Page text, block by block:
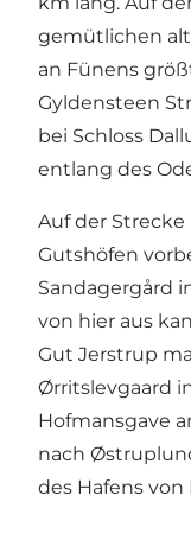
gemütlichen
an Fünens
Gyldensteen
bei Schloss
entlang des
Auf der
Gutshöfen
Sandagergård
von hier aus
Gut Jerstrup
Ørritslevgaard
Hofmansgave
nach
des Hafens